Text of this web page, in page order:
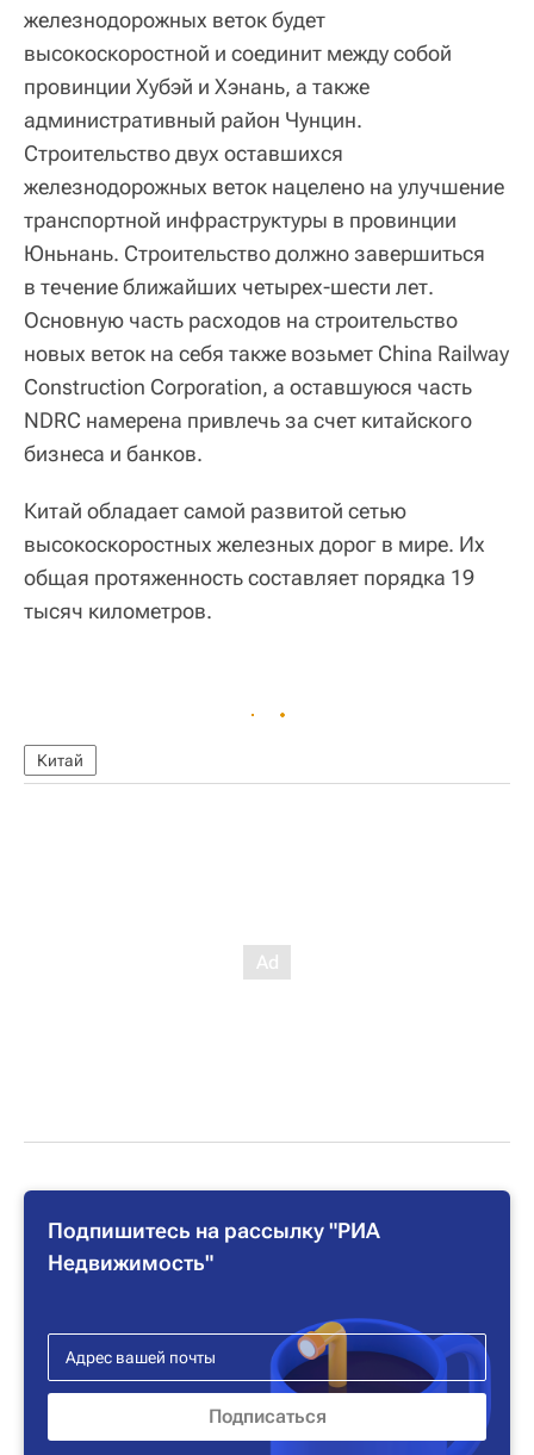
железнодорожных веток будет
высокоскоростной и соединит между собой
провинции Хубэй и Хэнань, а также
административный район Чунцин.
Строительство двух оставшихся
железнодорожных веток нацелено на улучшение
транспортной инфраструктуры в провинции
Юньнань. Строительство должно завершиться
в течение ближайших четырех-шести лет.
Основную часть расходов на строительство
новых веток на себя также возьмет China Railway
Construction Corporation, а оставшуюся часть
NDRC намерена привлечь за счет китайского
бизнеса и банков.
Китай обладает самой развитой сетью
высокоскоростных железных дорог в мире. Их
общая протяженность составляет порядка 19
тысяч километров.
Китай
Подпишитесь на рассылку "РИА
Недвижимость"